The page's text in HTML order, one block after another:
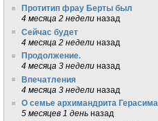
Протитип фрау Берты был
4 месяца 2 недели назад
Сейчас будет
4 месяца 2 недели назад
Продолжение.
4 месяца 3 недели назад
Впечатления
4 месяца 3 недели назад
О семье архимандрита Герасима
5 месяцев 1 день назад